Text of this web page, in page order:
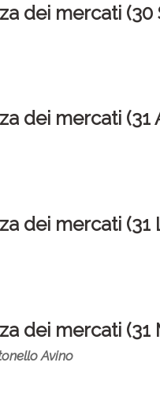
dei mercati (30
dei mercati (31
dei mercati (31
dei mercati (31
Avino